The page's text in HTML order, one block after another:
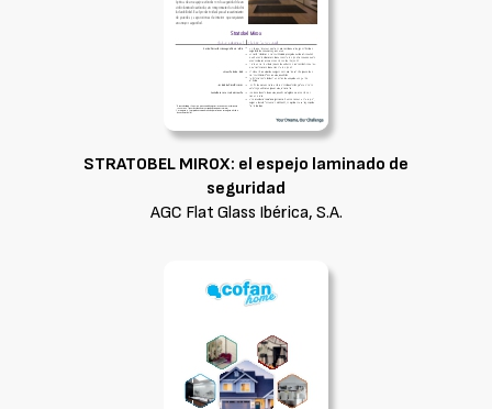
STRATOBEL MIROX: el espejo laminado de
seguridad
AGC Flat Glass Ibérica, S.A.